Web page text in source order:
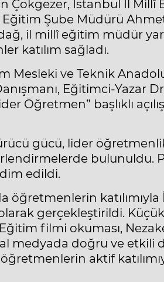
Çokgezer, İstanbul İl Millî
Eğitim Şube Müdürü
il millî eğitim müdür
katılım sağladı.
Mesleki ve Teknik
Eğitimci-Yazar
Öğretmen” başlıklı
gücü, lider öğretmenlik
bulunuldu.
edildi.
öğretmenlerin
gerçekleştirildi.
filmi okuması,
medyada doğru ve etkili
aktif